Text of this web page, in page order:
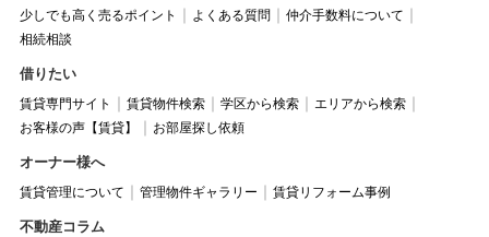
少しでも高く売るポイント
よくある質問
仲介手数料について
相続相談
借りたい
賃貸専門サイト 賃貸物件検索 学区から検索
エリアから検索
お客様の声【賃貸】
お部屋探し依頼
オーナー様へ
賃貸管理について 管理物件ギャラリー 賃貸リフォーム事例
不動産コラム